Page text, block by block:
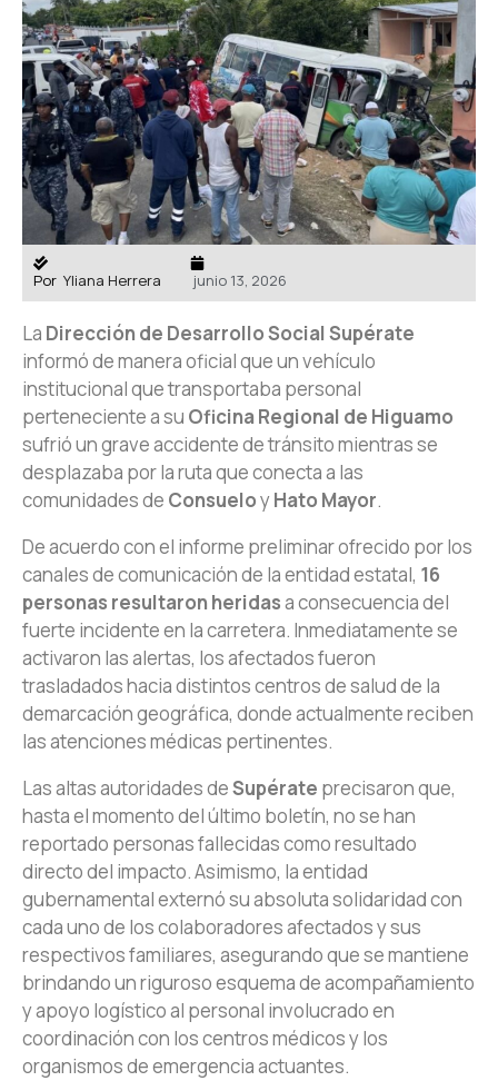
Por Yliana Herrera junio 13, 2026
La Dirección de Desarrollo Social Supérate
informó de manera oficial que un vehículo
institucional que transportaba personal
perteneciente a su Oficina Regional de Higuamo
sufrió un grave accidente de tránsito mientras se
desplazaba por la ruta que conecta a las
comunidades de ConsueloyHato Mayor.
De acuerdo con el informe preliminar ofrecido por los
canales de comunicación de la entidad estatal, 16
personas resultaron heridasa consecuencia del
fuerte incidente en la carretera. Inmediatamente se
activaron las alertas, los afectados fueron
trasladados hacia distintos centros de salud de la
demarcación geográfica, donde actualmente reciben
las atenciones médicas pertinentes.
Las altas autoridades deSupérate precisaron que,
hasta el momento del último boletín, no se han
reportado personas fallecidas como resultado
directo del impacto. Asimismo, la entidad
gubernamental externó su absoluta solidaridad con
cada uno de los colaboradores afectados y sus
respectivos familiares, asegurando que se mantiene
brindando un riguroso esquema de acompañamiento
y apoyo logístico al personal involucrado en
coordinación con los centros médicos y los
organismos de emergencia actuantes.